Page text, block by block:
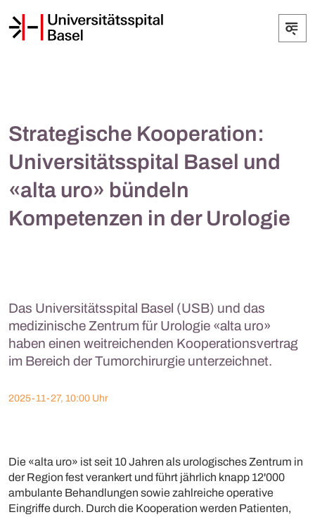
Strategische Kooperation:
Universitätsspital Basel und
«alta uro» bündeln
Kompetenzen in der Urologie
Das Universitätsspital Basel (USB) und das
medizinische Zentrum für Urologie «alta uro»
haben einen weitreichenden Kooperationsvertrag
im Bereich der Tumorchirurgie unterzeichnet.
2025-11-27, 10:00 Uhr
Die «alta uro» ist seit 10 Jahren als urologisches Zentrum in
der Region fest verankert und führt jährlich knapp 12'000
ambulante Behandlungen sowie zahlreiche operative
Eingriffe durch. Durch die Kooperation werden Patienten,